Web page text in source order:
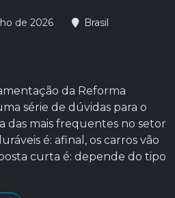
de 2026 Brasil
da Reforma
série de dúvidas para o
das mais frequentes no setor
é: afinal, os carros vão
curta é: depende do tipo